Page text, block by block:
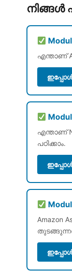
നിങ്ങൾ
എന്താണ്
എന്താണ്
പഠിക്കാം.
Amazon